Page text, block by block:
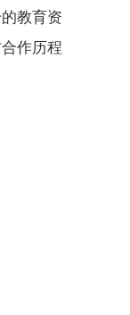
教育资
作历程